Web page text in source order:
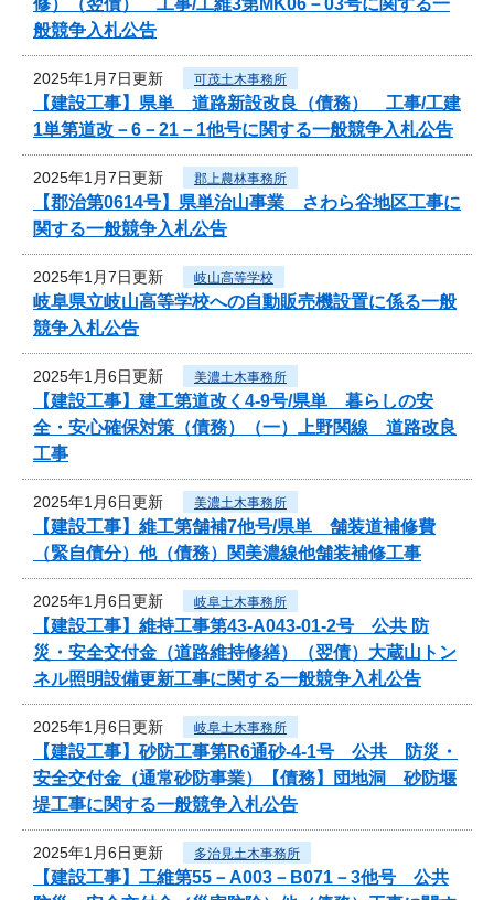
般競争入札公告
2025年1月7日更新 可茂土木事務所
【建設工事】県単 道路新設改良（債務） 工事/工建
1単第道改－6－21－1他号に関する一般競争入札公告
2025年1月7日更新 郡上農林事務所
【郡治第0614号】県単治山事業 さわら谷地区工事に
関する一般競争入札公告
2025年1月7日更新 岐山高等学校
岐阜県立岐山高等学校への自動販売機設置に係る一般
競争入札公告
2025年1月6日更新 美濃土木事務所
【建設工事】建工第道改く4-9号/県単 暮らしの安
全・安心確保対策（債務）（一）上野関線 道路改良
工事
2025年1月6日更新 美濃土木事務所
【建設工事】維工第舗補7他号/県単 舗装道補修費
（緊自債分）他（債務）関美濃線他舗装補修工事
2025年1月6日更新 岐阜土木事務所
【建設工事】維持工事第43-A043-01-2号 公共 防
災・安全交付金（道路維持修繕）（翌債）大蔵山トン
ネル照明設備更新工事に関する一般競争入札公告
2025年1月6日更新 岐阜土木事務所
【建設工事】砂防工事第R6通砂-4-1号 公共 防災・
安全交付金（通常砂防事業）【債務】団地洞 砂防堰
堤工事に関する一般競争入札公告
2025年1月6日更新 多治見土木事務所
【建設工事】工維第55－A003－B071－3他号 公共